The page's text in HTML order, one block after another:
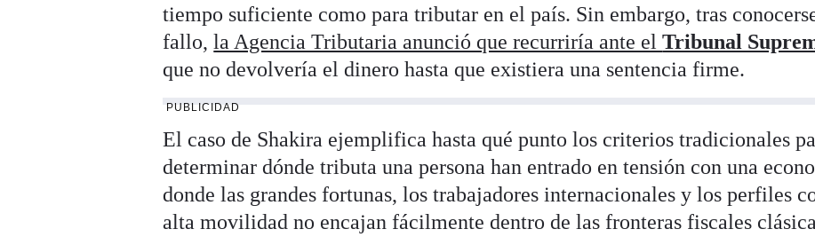
tiempo suficiente como para tributar en el país. Sin embargo, tras
fallo,la Agencia Tributaria anunció que recurriría ante elTribunal
que no devolvería el dinero hasta que existiera una sentencia firme.
PUBLICIDAD
El caso de Shakira ejemplifica hasta qué punto los criterios tradicionales
determinar dónde tributa una persona han entrado en tensión con una
donde las grandes fortunas, los trabajadores internacionales y los perfiles
alta movilidad no encajan fácilmente dentro de las fronteras fiscales